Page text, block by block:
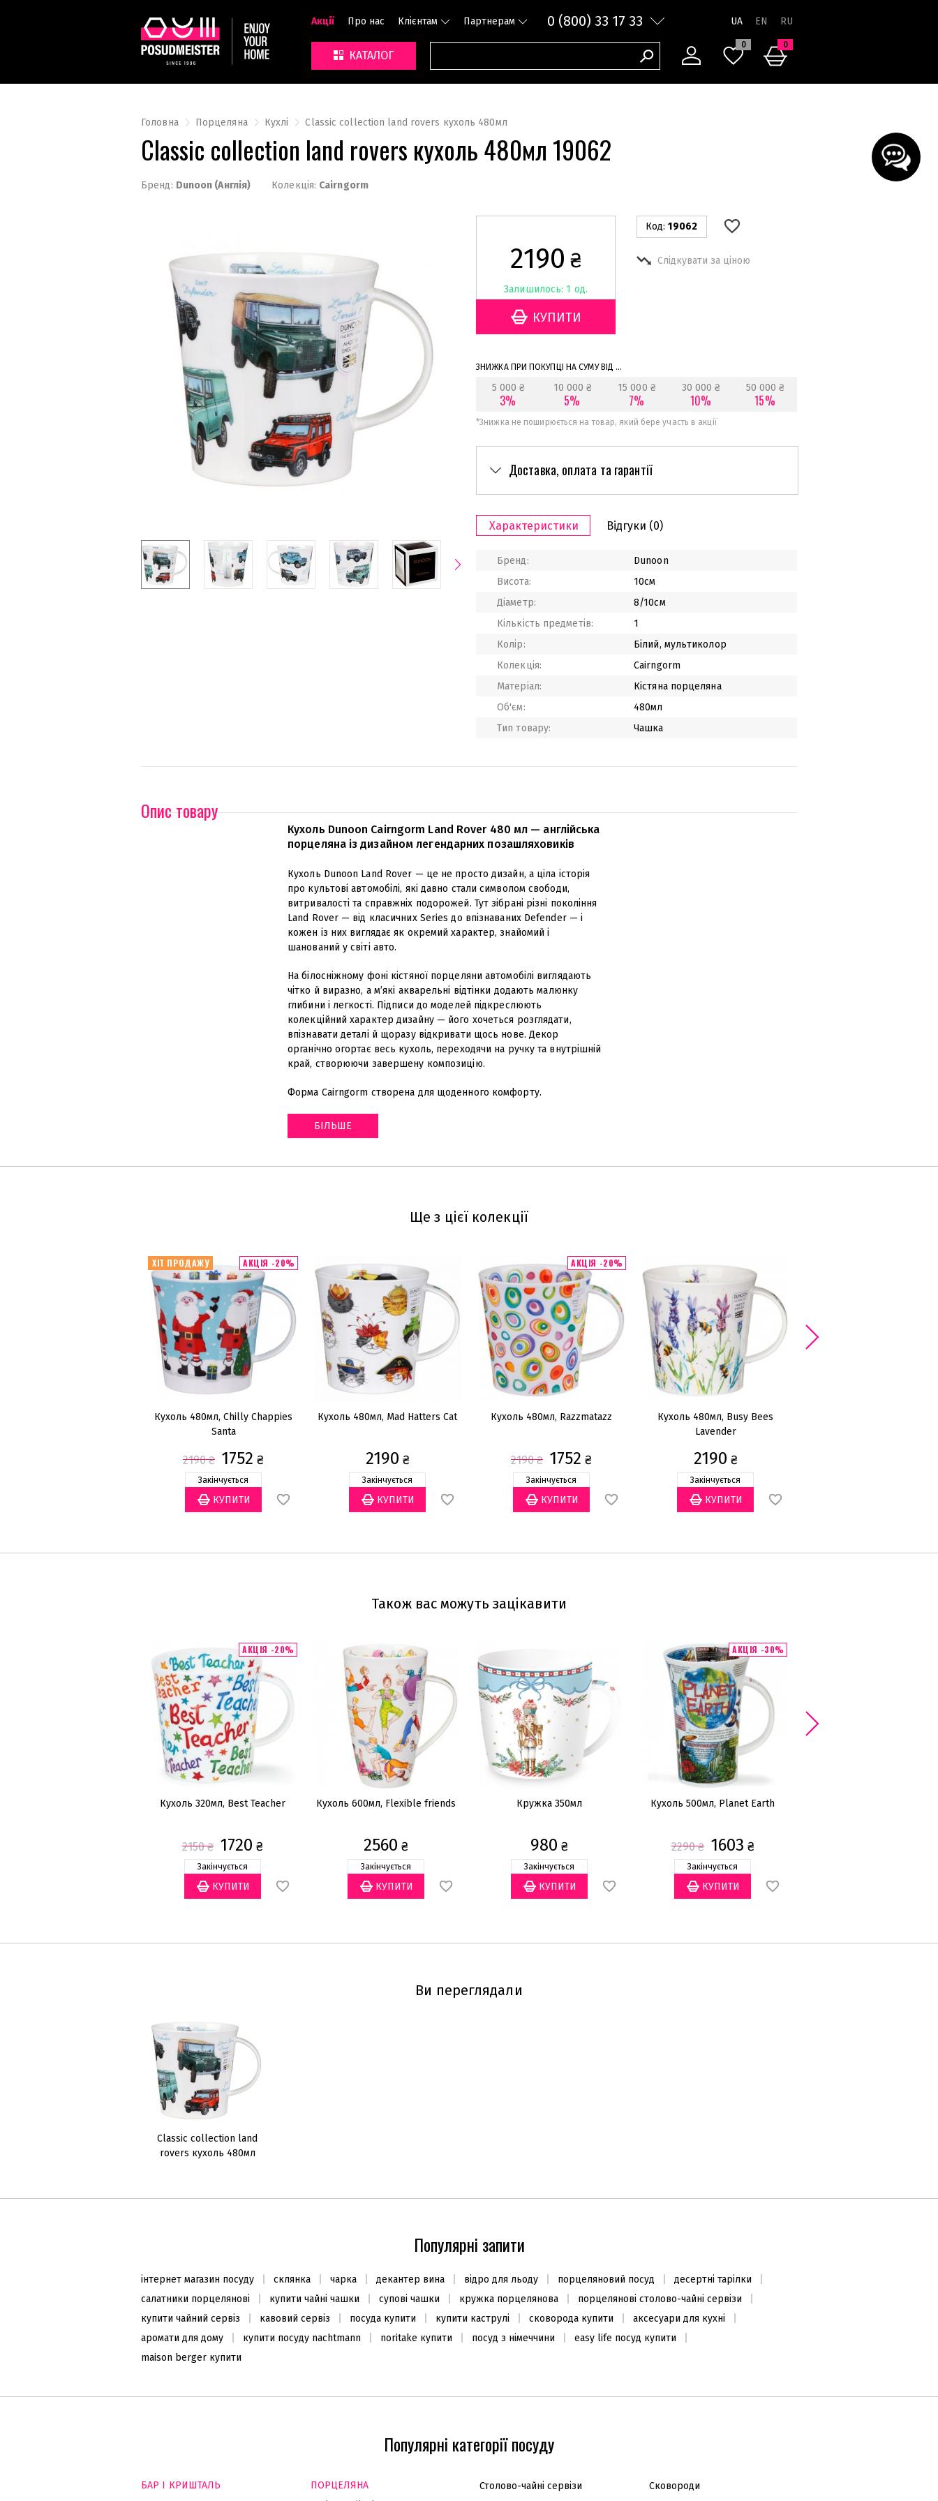
Акції Про нас Клієнтам Партнерам 0 (800) 33 17 33 UA
КАТАЛОГ
0 0
Головна Порцеляна Кухлі Сlassic collection land rovers кухоль 480мл
Сlassic collection land rovers кухоль 480мл 19062
Бренд: Dunoon (Англія) Колекція: Cairngorm
2190 ₴
Залишилось: 1 од.
Код: 19062
Слідкувати за ціною
ЗНИЖКА ПРИ ПОКУПЦІ НА СУМУ ВІД ...
5 000 ₴
3%
10 000 ₴
5%
15 000 ₴
7%
30 000 ₴
10%
50 000 ₴
15%
*Знижка не поширюється на товар, який бере участь в акції
Доставка, оплата та гарантії
Характеристики Відгуки (0)
Бренд:
Dunoon
Висота:
10см
Діаметр:
8/10см
Кількість предметів:
1
Колір:
Білий, мультиколор
Колекція:
Cairngorm
Матеріал:
Кістяна порцеляна
Об'єм:
480мл
Тип товару:
Чашка
Опис товару
Кухоль Dunoon Cairngorm Land Rover 480 мл — англійська
порцеляна із дизайном легендарних позашляховиків
Кухоль Dunoon Land Rover — це не просто дизайн, а ціла історія
про культові автомобілі, які давно стали символом свободи,
витривалості та справжніх подорожей. Тут зібрані різні покоління
Land Rover — від класичних Series до впізнаваних Defender — і
кожен із них виглядає як окремий характер, знайомий і
шанований у світі авто.
На білосніжному фоні кістяної порцеляни автомобілі виглядають
чітко й виразно, а м’які акварельні відтінки додають малюнку
глибини і легкості. Підписи до моделей підкреслюють
колекційний характер дизайну — його хочеться розглядати,
впізнавати деталі й щоразу відкривати щось нове. Декор
органічно огортає весь кухоль, переходячи на ручку та внутрішній
край, створюючи завершену композицію.
Форма Cairngorm створена для щоденного комфорту.
БІЛЬШЕ
Ще з цієї колекції
ХІТ ПРОДАЖУ АКЦІЯ -20%
Кухоль 480мл, Chilly Chappies
Santa
2190₴ 1752 ₴
Закінчується
Кухоль 480мл, Mad Hatters Cat
2190 ₴
Закінчується
АКЦІЯ -20%
Кухоль 480мл, Razzmatazz
2190₴ 1752 ₴
Закінчується
Кухоль 480мл, Busy Bees
Lavender
2190 ₴
Закінчується
Також вас можуть зацікавити
АКЦІЯ -20%
Кухоль 320мл, Best Teacher
2150₴ 1720 ₴
Закінчується
Кухоль 600мл, Flexible friends
2560 ₴
Закінчується
Кружка 350мл
980 ₴
Закінчується
АКЦІЯ -30%
Кухоль 500мл, Planet Earth
2290₴ 1603 ₴
Закінчується
Ви переглядали
Сlassic collection land
rovers кухоль 480мл
Популярні запити
інтернет магазин посуду склянка чарка декантер вина відро для льоду порцеляновий посуд
десертні тарілки
салатники порцелянові
купити чайні чашки супові чашки кружка порцелянова
порцелянові столово-чайні сервізи
купити чайний сервіз
кавовий сервіз посуда купити купити каструлі сковорода купити
аксесуари для кухні
аромати для дому
купити посуду nachtmann noritake купити посуд з німеччини
easy life посуд купити
maison berger купити
Популярні категорії посуду
БАР І КРИШТАЛЬ
ПОРЦЕЛЯНА
Столово-чайні сервізи
Сковороди